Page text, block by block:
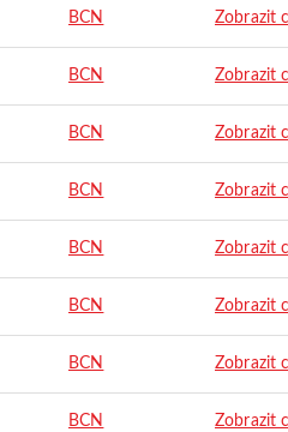
BCN Zobrazit
BCN Zobrazit
BCN Zobrazit
BCN Zobrazit
BCN Zobrazit
BCN Zobrazit
BCN Zobrazit
BCN Zobrazit